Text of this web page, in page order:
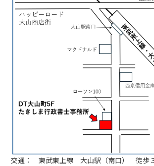
交通： 東武東上線 大山駅（南口） 徒歩